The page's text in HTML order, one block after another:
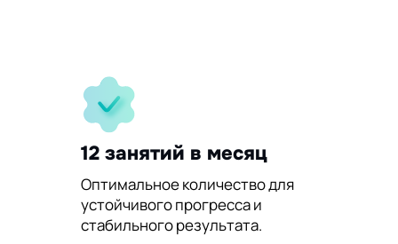
12 занятий в месяц
Оптимальное количество для
устойчивого прогресса и
стабильного результата.